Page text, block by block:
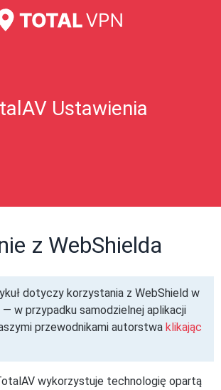
Ustawienia
z WebShielda
dotyczy korzystania z WebShield w
w przypadku samodzielnej aplikacji
przewodnikami autorstwa klikając
wykorzystuje technologię opartą